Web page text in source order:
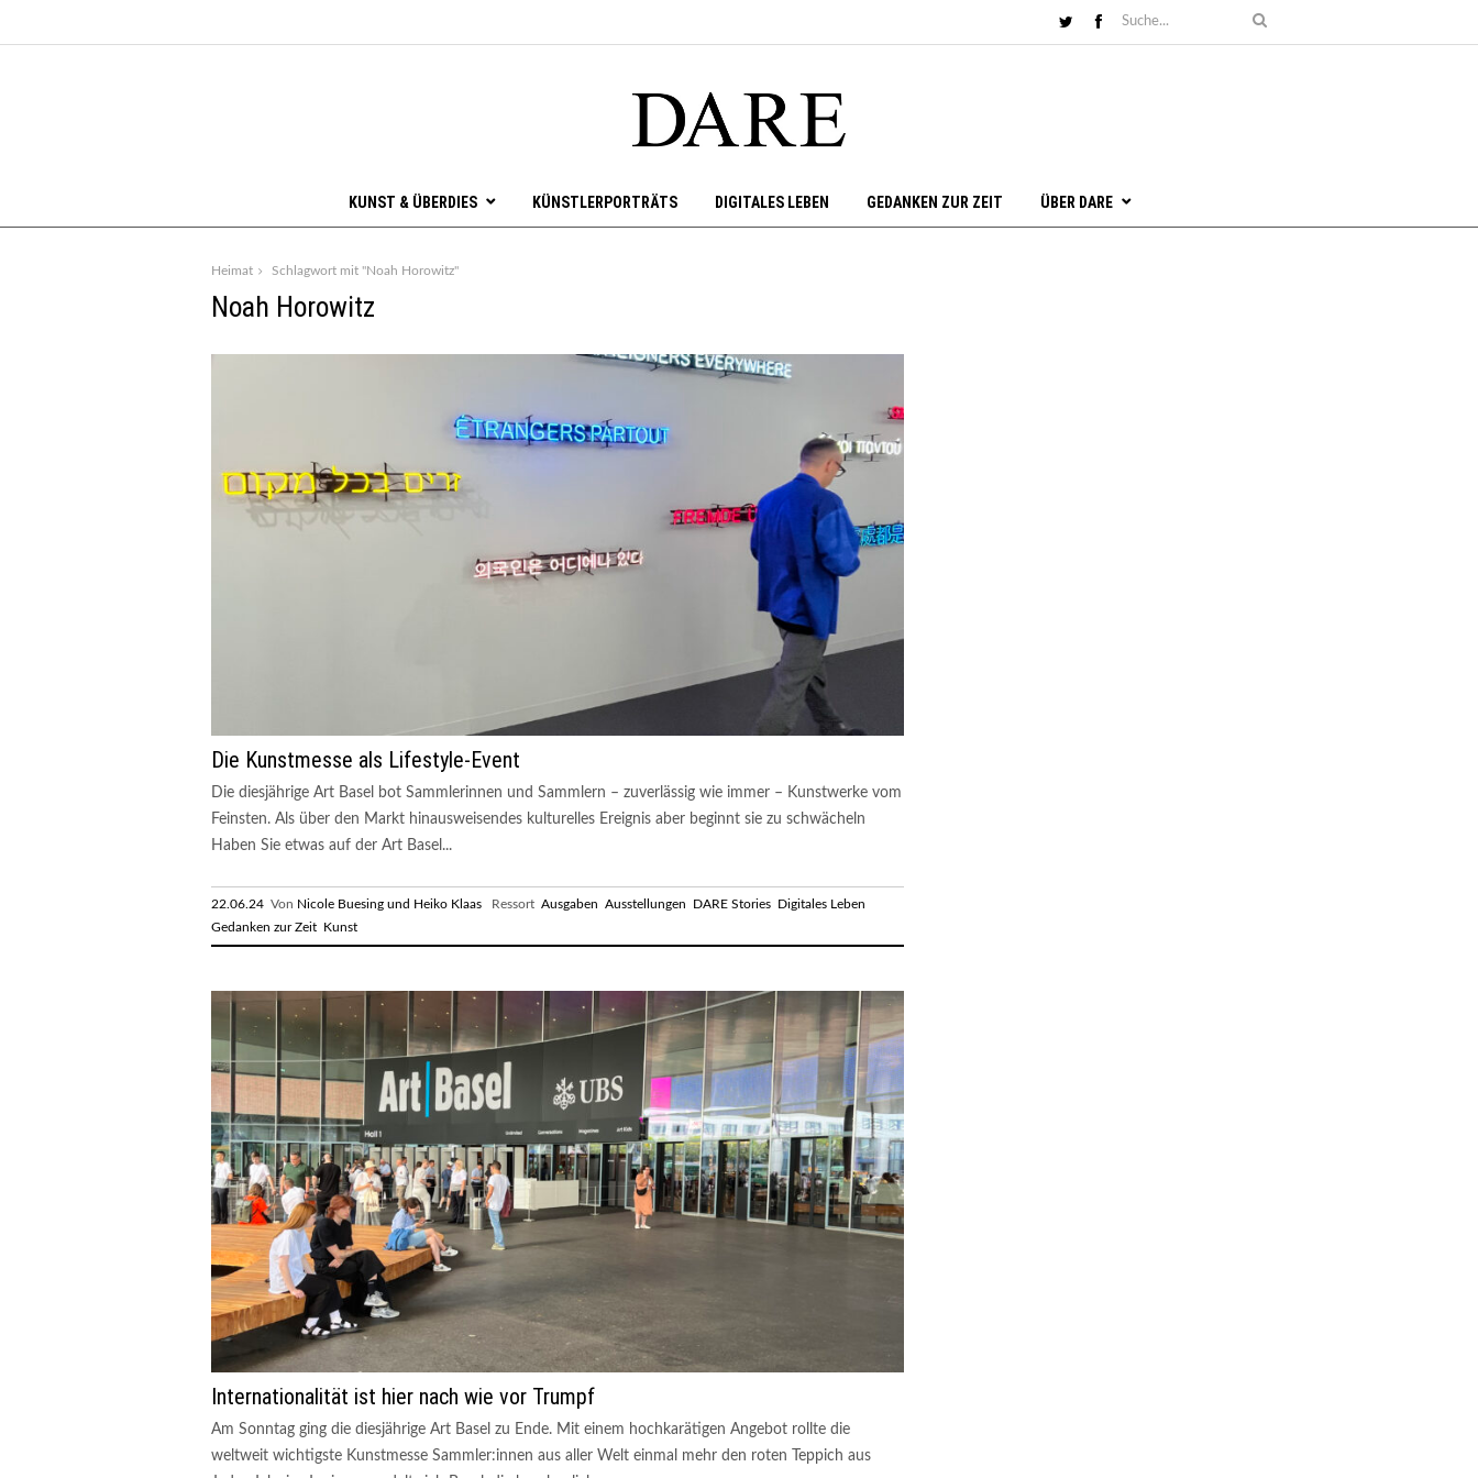
KUNST & ÜBERDIES KÜNSTLERPORTRÄTS DIGITALES LEBEN GEDANKEN ZUR ZEIT ÜBER DARE
Heimat Schlagwort mit "Noah Horowitz"
Noah Horowitz
Die Kunstmesse als Lifestyle-Event
Die diesjährige Art Basel bot Sammlerinnen und Sammlern – zuverlässig wie immer – Kunstwerke vom
Feinsten. Als über den Markt hinausweisendes kulturelles Ereignis aber beginnt sie zu schwächeln
Haben Sie etwas auf der Art Basel...
22.06.24 Von Nicole Buesing und Heiko Klaas Ressort Ausgaben Ausstellungen DARE Stories Digitales Leben
Gedanken zur Zeit Kunst
Internationalität ist hier nach wie vor Trumpf
Am Sonntag ging die diesjährige Art Basel zu Ende. Mit einem hochkarätigen Angebot rollte die
weltweit wichtigste Kunstmesse Sammler:innen aus aller Welt einmal mehr den roten Teppich aus